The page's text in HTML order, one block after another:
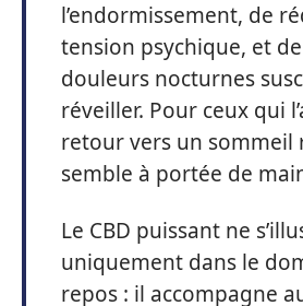
l’endormissement, de
tension psychique, et
douleurs nocturnes
réveiller. Pour ceux qui
retour vers un sommeil
semble à portée de
Le CBD puissant ne
uniquement dans le
repos : il accompagne